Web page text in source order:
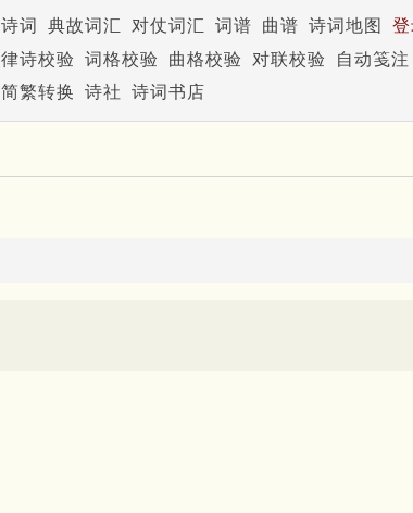
诗词 典故词汇 对仗词汇 词谱 曲谱 诗词地图
律诗校验 词格校验 曲格校验 对联校验
自动笺注
简繁转换 诗社 诗词书店